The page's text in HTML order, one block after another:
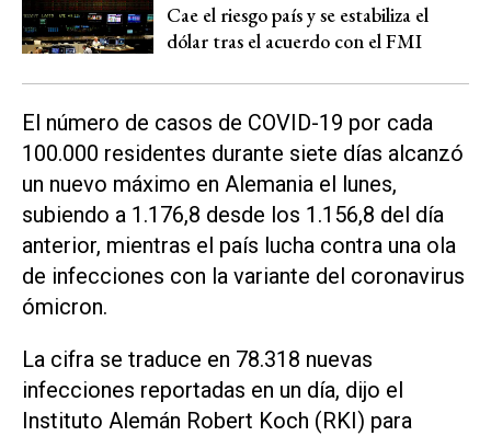
Cae el riesgo país y se estabiliza el
dólar tras el acuerdo con el FMI
El número de casos de COVID-19 por cada
100.000 residentes durante siete días alcanzó
un nuevo máximo en Alemania el lunes,
subiendo a 1.176,8 desde los 1.156,8 del día
anterior, mientras el país lucha contra una ola
de infecciones con la variante del coronavirus
ómicron.
La cifra se traduce en 78.318 nuevas
infecciones reportadas en un día, dijo el
Instituto Alemán Robert Koch (RKI) para